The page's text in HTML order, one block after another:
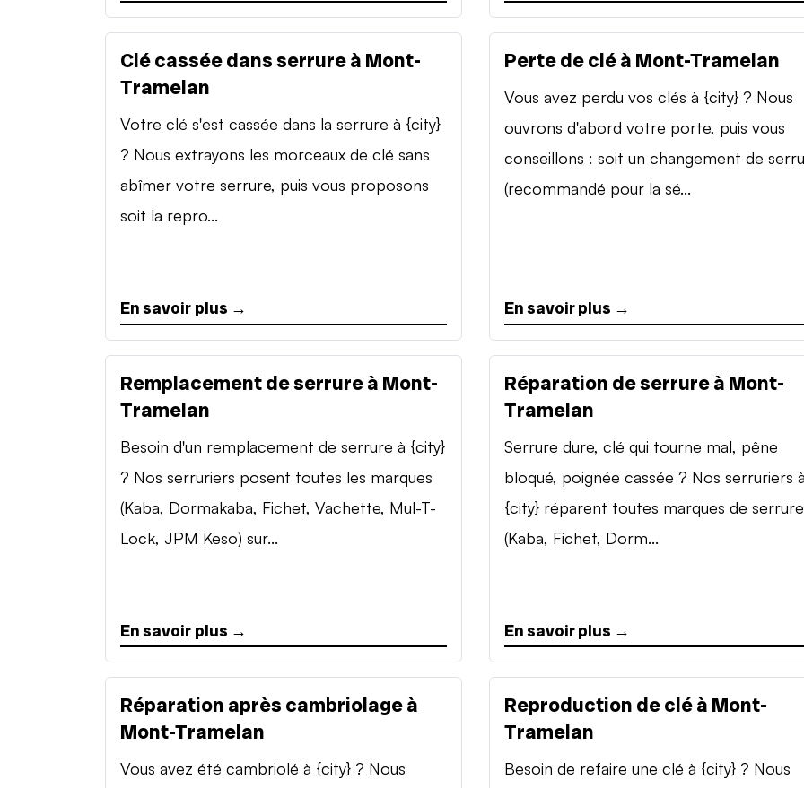
Clé cassée dans serrure à Mont-
Tramelan
Votre clé s'est cassée dans la serrure à {city}
? Nous extrayons les morceaux de clé sans
abîmer votre serrure, puis vous proposons
soit la repro...
En savoir plus →
Perte de clé à Mont-Tramelan
Vous avez perdu vos clés à {city} ? Nous
ouvrons d'abord votre porte, puis vous
conseillons : soit un changement de
(recommandé pour la sé...
En savoir plus →
Remplacement de serrure à Mont-
Tramelan
Besoin d'un remplacement de serrure à {city}
? Nos serruriers posent toutes les marques
(Kaba, Dormakaba, Fichet, Vachette, Mul-T-
Lock, JPM Keso) sur...
En savoir plus →
Réparation de serrure à Mont-
Tramelan
Serrure dure, clé qui tourne mal, pêne
bloqué, poignée cassée ? Nos serruriers
{city} réparent toutes marques de
(Kaba, Fichet, Dorm...
En savoir plus →
Réparation après cambriolage à
Mont-Tramelan
Vous avez été cambriolé à {city} ? Nous
Reproduction de clé à Mont-
Tramelan
Besoin de refaire une clé à {city} ? Nous